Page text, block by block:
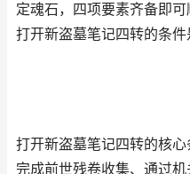
定魂石，四项要素齐备即
打开新盗墓笔记四转的条
打开新盗墓笔记四转的核心
完成前世残卷收集、通过